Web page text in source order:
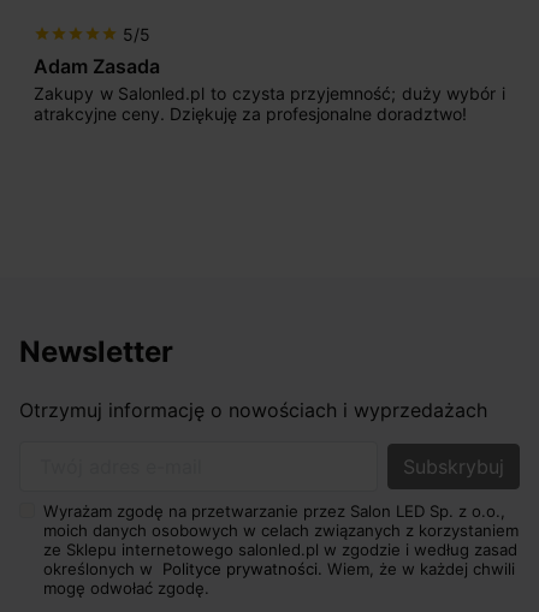
star star star star star 5/5
Adam Zasada
Zakupy w Salonled.pl to czysta przyjemność; duży wybór i
atrakcyjne ceny. Dziękuję za profesjonalne doradztwo!
Newsletter
Otrzymuj informację o nowościach i wyprzedażach
Wyrażam zgodę na przetwarzanie przez Salon LED Sp. z o.o.,
moich danych osobowych w celach związanych z korzystaniem
ze Sklepu internetowego salonled.pl w zgodzie i według zasad
określonych w Polityce prywatności. Wiem, że w każdej chwili
mogę odwołać zgodę.